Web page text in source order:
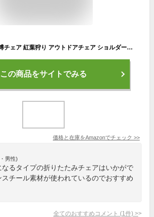
折りたたみ椅子 万博チェア 紅葉狩り アウトドアチェア ショルダー＆2ポケット&クッション付き お出かけ便利 カーボンスチール 耐荷重アップより強く 静態耐荷重120kg 動態耐荷重100kg 折り畳み コンパクトイス【2025Newモデル】 0.5kg 展開サイズ30×25×高さ26cm 収納サイズ30×12×厚み5cm 旅＆ピクニックTapiku (ブラック1個)
この商品をサイトでみる
価格と在庫をAmazonでチェック >>
男性)
なるタイプの折りたたみチェアはいかがで
チール素材が使われているのでおすすめ
全てのおすすめコメント (1 件) >